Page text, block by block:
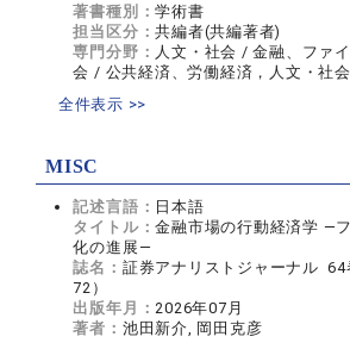
著書種別：学術書
担当区分：共編者(共編著者)
専門分野： 人文・社会 / 金融、ファ
会 / 公共経済、労働経済，人文・社
全件表示 >>
MISC
記述言語： 日本語
タイトル：金融市場の行動経済学 ―
化の進展―
誌名： 証券アナリストジャーナル
72）
出版年月： 2026年07月
著者： 池田新介, 岡田克彦